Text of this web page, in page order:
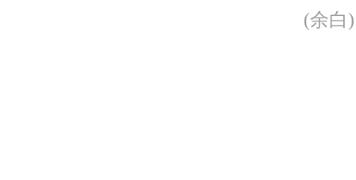
(余白)